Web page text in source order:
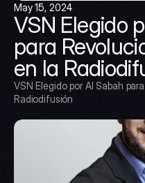
May 15, 2024
VSN Elegido
para
en la
VSN Elegido por Al Sabah
Radiodifusión